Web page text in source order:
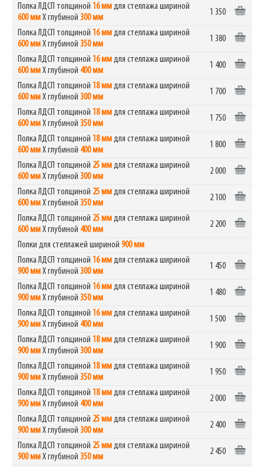
Полка ЛДСП толщиной 16 ммдля стеллажа шириной
600 ммХ глубиной 300 мм
1 350
Полка ЛДСП толщиной 16 ммдля стеллажа шириной
600 ммХ глубиной 350 мм
1 380
Полка ЛДСП толщиной 16 ммдля стеллажа шириной
600 ммХ глубиной 400 мм
1 400
Полка ЛДСП толщиной 18 ммдля стеллажа шириной
600 ммХ глубиной 300 мм
1 700
Полка ЛДСП толщиной 18 ммдля стеллажа шириной
600 ммХ глубиной 350 мм
1 750
Полка ЛДСП толщиной 18 ммдля стеллажа шириной
600 ммХ глубиной 400 мм
1 800
Полка ЛДСП толщиной 25 ммдля стеллажа шириной
600 ммХ глубиной 300 мм
2 000
Полка ЛДСП толщиной 25 ммдля стеллажа шириной
600 ммХ глубиной 350 мм
2 100
Полка ЛДСП толщиной 25 ммдля стеллажа шириной
600 ммХ глубиной 400 мм
2 200
Полки для стеллажей шириной 900 мм
Полка ЛДСП толщиной 16 ммдля стеллажа шириной
900 ммХ глубиной 300 мм
1 450
Полка ЛДСП толщиной 16 ммдля стеллажа шириной
900 ммХ глубиной 350 мм
1 480
Полка ЛДСП толщиной 16 ммдля стеллажа шириной
900 ммХ глубиной 400 мм
1 500
Полка ЛДСП толщиной 18 ммдля стеллажа шириной
900 ммХ глубиной 300 мм
1 900
Полка ЛДСП толщиной 18 ммдля стеллажа шириной
900 ммХ глубиной 350 мм
1 950
Полка ЛДСП толщиной 18 ммдля стеллажа шириной
900 ммХ глубиной 400 мм
2 000
Полка ЛДСП толщиной 25 ммдля стеллажа шириной
900 ммХ глубиной 300 мм
2 400
Полка ЛДСП толщиной 25 ммдля стеллажа шириной
900 ммХ глубиной 350 мм
2 450